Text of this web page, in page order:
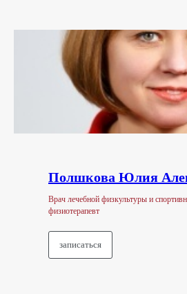
Полшкова Юлия
Врач лечебной физкультуры и
физиотерапевт
записаться